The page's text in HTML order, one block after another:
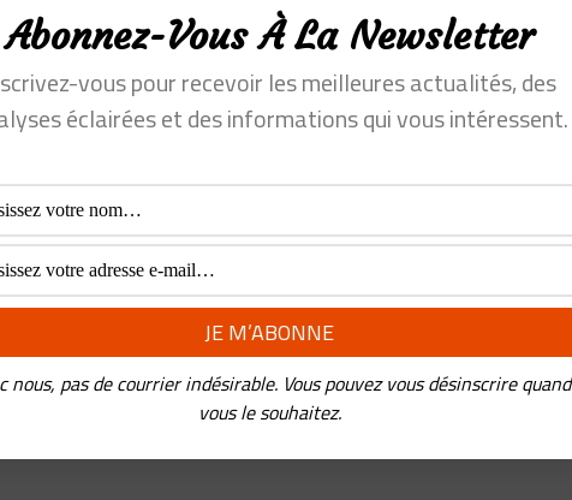
Abonnez-Vous À La Newsletter
vous pour recevoir les meilleures actualités, des
éclairées et des informations qui vous intéressent.
nous, pas de courrier indésirable. Vous pouvez vous désinscrire quand
vous le souhaitez.